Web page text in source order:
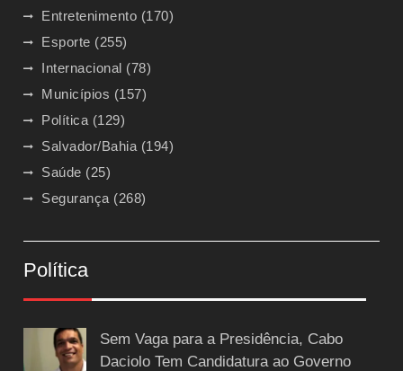
Entretenimento (170)
Esporte (255)
Internacional (78)
Municípios (157)
Política (129)
Salvador/Bahia (194)
Saúde (25)
Segurança (268)
Política
Sem Vaga para a Presidência, Cabo
Daciolo Tem Candidatura ao Governo